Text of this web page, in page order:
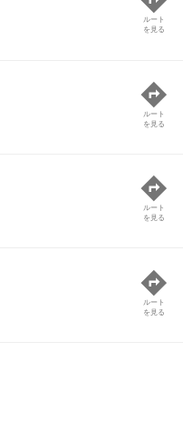
ルート
を見る
ルート
を見る
ルート
を見る
ルート
を見る